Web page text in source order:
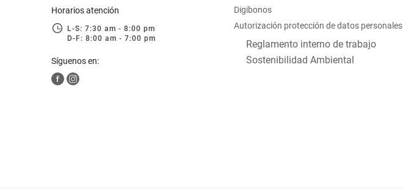
Horarios atención
L-S: 7:30 am - 8:00 pm
D-F: 8:00 am - 7:00 pm
Síguenos en:
Digibonos
Autorización protección de datos personales
Reglamento interno de trabajo
Sostenibilidad Ambiental